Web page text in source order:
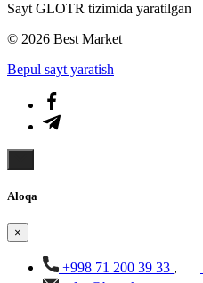
Sayt GLOTR tizimida yaratilgan
© 2026 Best Market
Bepul sayt yaratish
Aloqa
×
+998 71 200 39 33 ,